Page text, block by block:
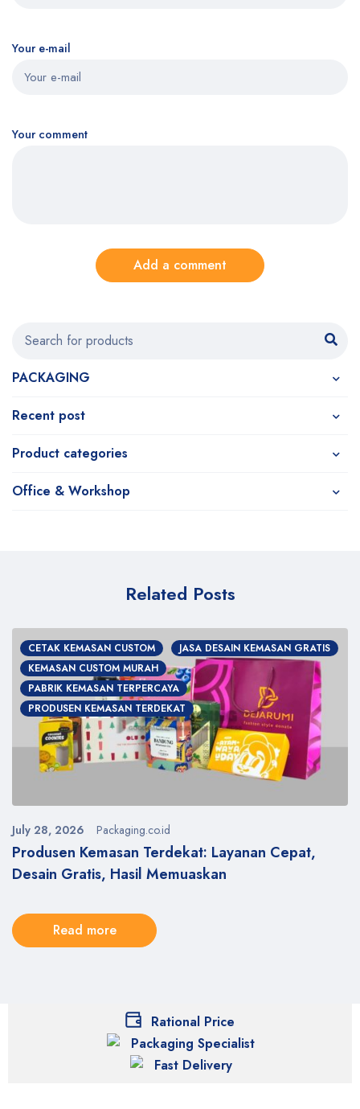
Your e-mail
Your comment
Add a comment
PACKAGING
Recent post
Product categories
Office & Workshop
Related Posts
CETAK KEMASAN CUSTOM
JASA DESAIN KEMASAN GRATIS
KEMASAN CUSTOM MURAH
PABRIK KEMASAN TERPERCAYA
PRODUSEN KEMASAN TERDEKAT
Produsen Kemasan Terdekat: Layanan Cepat,
Desain Gratis, Hasil Memuaskan
July 28, 2026 Packaging.co.id
Read more
Rational Price
Packaging Specialist
Fast Delivery